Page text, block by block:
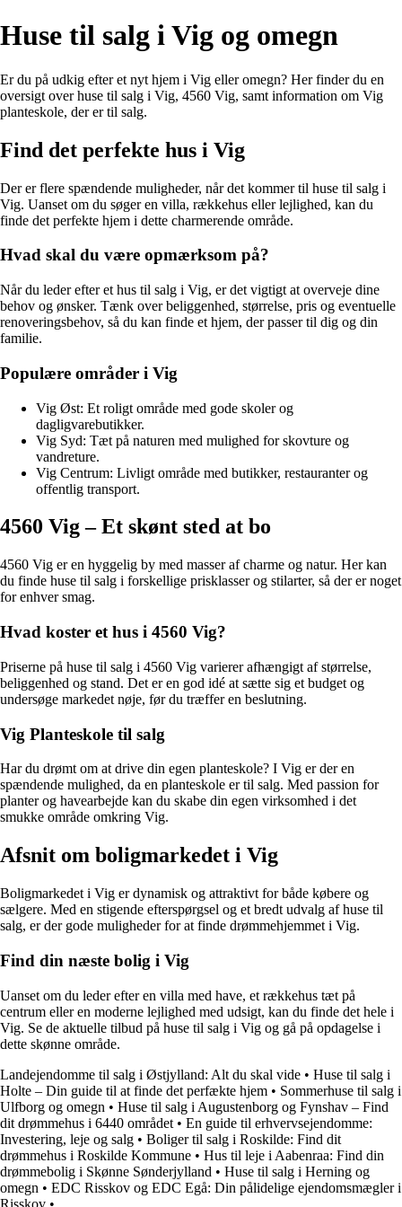
Huse til salg i Vig og omegn
Er du på udkig efter et nyt hjem i Vig eller omegn? Her finder du en
oversigt over huse til salg i Vig, 4560 Vig, samt information om Vig
planteskole, der er til salg.
Find det perfekte hus i Vig
Der er flere spændende muligheder, når det kommer til huse til salg i
Vig. Uanset om du søger en villa, rækkehus eller lejlighed, kan du
finde det perfekte hjem i dette charmerende område.
Hvad skal du være opmærksom på?
Når du leder efter et hus til salg i Vig, er det vigtigt at overveje dine
behov og ønsker. Tænk over beliggenhed, størrelse, pris og eventuelle
renoveringsbehov, så du kan finde et hjem, der passer til dig og din
familie.
Populære områder i Vig
Vig Øst: Et roligt område med gode skoler og
dagligvarebutikker.
Vig Syd: Tæt på naturen med mulighed for skovture og
vandreture.
Vig Centrum: Livligt område med butikker, restauranter og
offentlig transport.
4560 Vig – Et skønt sted at bo
4560 Vig er en hyggelig by med masser af charme og natur. Her kan
du finde huse til salg i forskellige prisklasser og stilarter, så der er noget
for enhver smag.
Hvad koster et hus i 4560 Vig?
Priserne på huse til salg i 4560 Vig varierer afhængigt af størrelse,
beliggenhed og stand. Det er en god idé at sætte sig et budget og
undersøge markedet nøje, før du træffer en beslutning.
Vig Planteskole til salg
Har du drømt om at drive din egen planteskole? I Vig er der en
spændende mulighed, da en planteskole er til salg. Med passion for
planter og havearbejde kan du skabe din egen virksomhed i det
smukke område omkring Vig.
Afsnit om boligmarkedet i Vig
Boligmarkedet i Vig er dynamisk og attraktivt for både købere og
sælgere. Med en stigende efterspørgsel og et bredt udvalg af huse til
salg, er der gode muligheder for at finde drømmehjemmet i Vig.
Find din næste bolig i Vig
Uanset om du leder efter en villa med have, et rækkehus tæt på
centrum eller en moderne lejlighed med udsigt, kan du finde det hele i
Vig. Se de aktuelle tilbud på huse til salg i Vig og gå på opdagelse i
dette skønne område.
Landejendomme til salg i Østjylland: Alt du skal vide • Huse til salg i
Holte – Din guide til at finde det perfækte hjem • Sommerhuse til salg i
Ulfborg og omegn • Huse til salg i Augustenborg og Fynshav – Find
dit drømmehus i 6440 området • En guide til erhvervsejendomme:
Investering, leje og salg • Boliger til salg i Roskilde: Find dit
drømmehus i Roskilde Kommune • Hus til leje i Aabenraa: Find din
drømmebolig i Skønne Sønderjylland • Huse til salg i Herning og
omegn • EDC Risskov og EDC Egå: Din pålidelige ejendomsmægler i
Risskov •